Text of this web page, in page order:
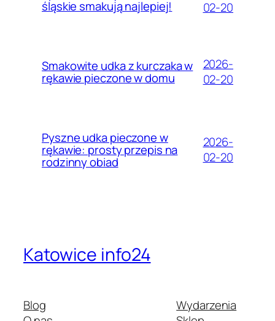
śląskie smakują najlepiej!
02-20
Smakowite udka z kurczaka w
rękawie pieczone w domu
2026-
02-20
Pyszne udka pieczone w
rękawie: prosty przepis na
rodzinny obiad
2026-
02-20
Katowice info24
Blog
Wydarzenia